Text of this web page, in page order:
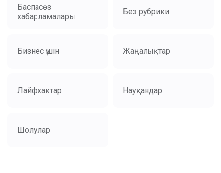
Баспасөз
хабарламалары
Без рубрики
Бизнес үшін Жаңалықтар
Лайфхактар Науқандар
Шолулар